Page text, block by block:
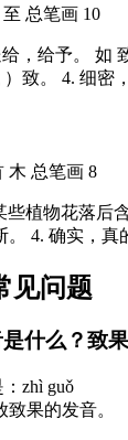
至 总笔画 10
，给予。 如
致。
4. 细密
木 总笔画 8
些植物花落后
4. 确实，真
见问题
什么？致
zhì guǒ
致果的发音。